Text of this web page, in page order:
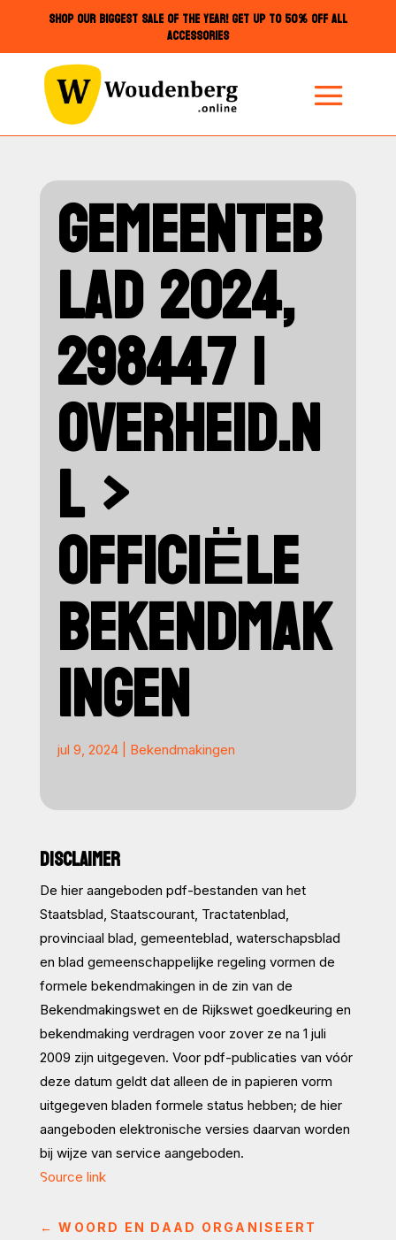
SHOP OUR BIGGEST SALE OF THE YEAR! GET UP TO 50% OFF ALL
ACCESSORIES
GEMEENTEB
LAD 2024,
298447 |
OVERHEID.N
L >
OFFICIËLE
BEKENDMAK
INGEN
jul 9, 2024| Bekendmakingen
DISCLAIMER
De hier aangeboden pdf-bestanden van het
Staatsblad, Staatscourant, Tractatenblad,
provinciaal blad, gemeenteblad, waterschapsblad
en blad gemeenschappelijke regeling vormen de
formele bekendmakingen in de zin van de
Bekendmakingswet en de Rijkswet goedkeuring en
bekendmaking verdragen voor zover ze na 1 juli
2009 zijn uitgegeven. Voor pdf-publicaties van vóór
deze datum geldt dat alleen de in papieren vorm
uitgegeven bladen formele status hebben; de hier
aangeboden elektronische versies daarvan worden
bij wijze van service aangeboden.
Source link
←WOORD EN DAAD ORGANISEERT